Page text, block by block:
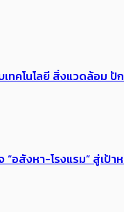
ทคโนโลยี สิ่งแวดล้อม
อสังหา-โรงแรม” สู่เ